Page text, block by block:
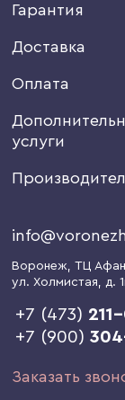
Гарантия
Доставка
Оплата
услуги
Воронеж, ТЦ
ул. Холмистая, д.
+7 (473)
+7 (900)
Заказать